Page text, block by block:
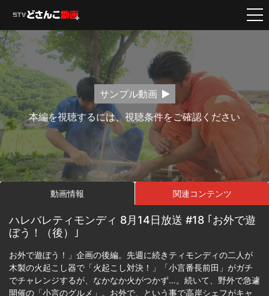
サンプル動画
本編を視聴するには、視聴条件をご確認ください
動画情報 関連コンテンツ
ハレバレティモンディ 8月14日放送 #18 ｢お外で遊
ぼう！（後）｣
お外で遊ぼう！」企画の後編。先週に続きティモンディの二人が
木製の火起こし器で「火起こし対決！」「小言番長前田」がガチ
でチャレンジするが、なかなか火がつかず…。続いて、野外で急遽
開催の「小言のグルメ」。お外で、という事で高岸シェフがキャ